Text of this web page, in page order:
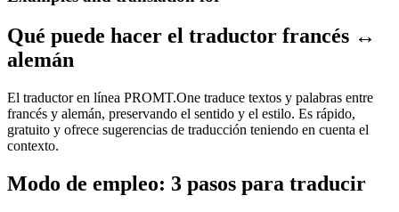
Qué puede hacer el traductor francés ↔
alemán
El traductor en línea PROMT.One traduce textos y palabras entre
francés y alemán, preservando el sentido y el estilo. Es rápido,
gratuito y ofrece sugerencias de traducción teniendo en cuenta el
contexto.
Modo de empleo: 3 pasos para traducir